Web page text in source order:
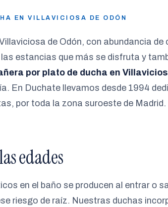
EN VILLAVICIOSA DE ODÓN
de Odón, con abundancia
estancias que más se disfruta y
por plato de ducha en
En Duchate llevamos desde 1994
por toda la zona suroeste de Madrid.
edades
en el baño se producen al entrar o
riesgo de raíz. Nuestras duchas